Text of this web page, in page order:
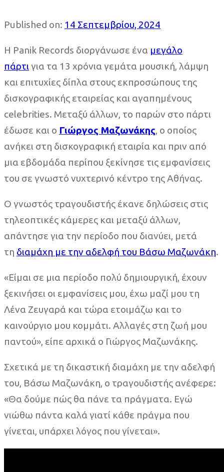
Published on: 14 Σεπτεμβρίου, 2024
H Panik Records διοργάνωσε ένα μεγάλο
πάρτιγια τα 13 χρόνια γεμάτα μουσική, λάμψη
και επιτυχίες δίπλα στους εκπροσώπους της
δισκογραφικής εταιρείας και αγαπημένους
celebrities. Μεταξύ άλλων, το παρών στο πάρτι
έδωσε και ο Γιώργος Μαζωνάκης, ο οποίος
ανήκει στη δισκογραφική εταιρία και πριν από
μια εβδομάδα περίπου ξεκίνησε τις εμφανίσεις
του σε γνωστό νυχτερινό κέντρο της Αθήνας.
Ο γνωστός τραγουδιστής έκανε δηλώσεις στις
τηλεοπτικές κάμερες και μεταξύ άλλων,
απάντησε για την περίοδο που διανύει, μετά
τη διαμάχη με την αδελφή του Βάσω Μαζωνάκη.
«Είμαι σε μια περίοδο πολύ δημιουργική, έχουν
ξεκινήσει οι εμφανίσεις μου, έχω μαζί μου τη
Λένα Ζευγαρά και τώρα ετοιμάζω και το
καινούργιο μου κομμάτι. Αλλαγές στη ζωή μου
παντού», είπε αρχικά ο Γιώργος Μαζωνάκης.
Σχετικά με τη δικαστική διαμάχη με την αδελφή
του, Βάσω Μαζωνάκη, ο τραγουδιστής ανέφερε:
«Θα δούμε πώς θα πάνε τα πράγματα. Εγώ
νιώθω πάντα καλά γιατί κάθε πράγμα που
γίνεται, υπάρχει λόγος που γίνεται».